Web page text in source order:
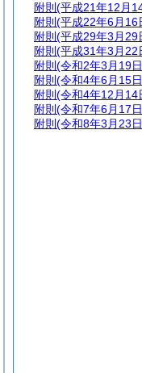
附則 (平成21年12月
附則 (平成22年6月16
附則 (平成29年3月29
附則 (平成31年3月22
附則 (令和2年3月19
附則 (令和4年6月15
附則 (令和4年12月14
附則 (令和7年6月17
附則 (令和8年3月23